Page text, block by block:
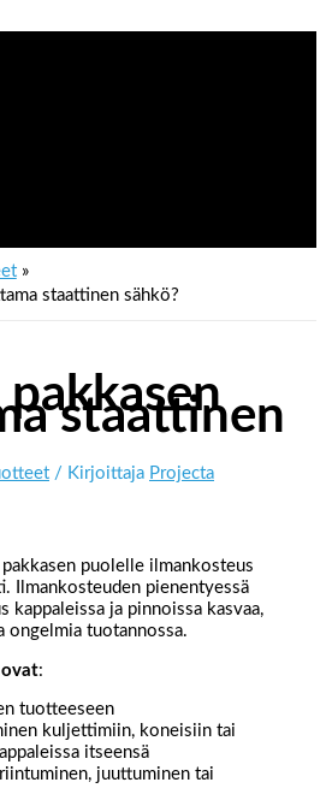
staattinen sähkö?
staattinen
/ Kirjoittaja Projecta
pakkasen puolelle ilmankosteus
Ilmankosteuden pienentyessä
kappaleissa ja pinnoissa kasvaa,
ongelmia tuotannossa.
ovat:
tuotteeseen
kuljettimiin, koneisiin tai
itseensä
juuttuminen tai